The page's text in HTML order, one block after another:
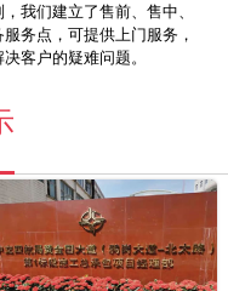
，我们建立了售前、售中、
服务点，可提供上门服务 ，
客户的疑难问题。